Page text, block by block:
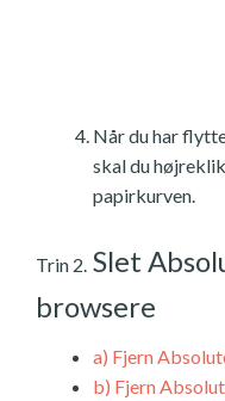
Når du har
skal du
papirkurven.
Trin 2. Slet
browsere
a) Fjern
b) Fjern